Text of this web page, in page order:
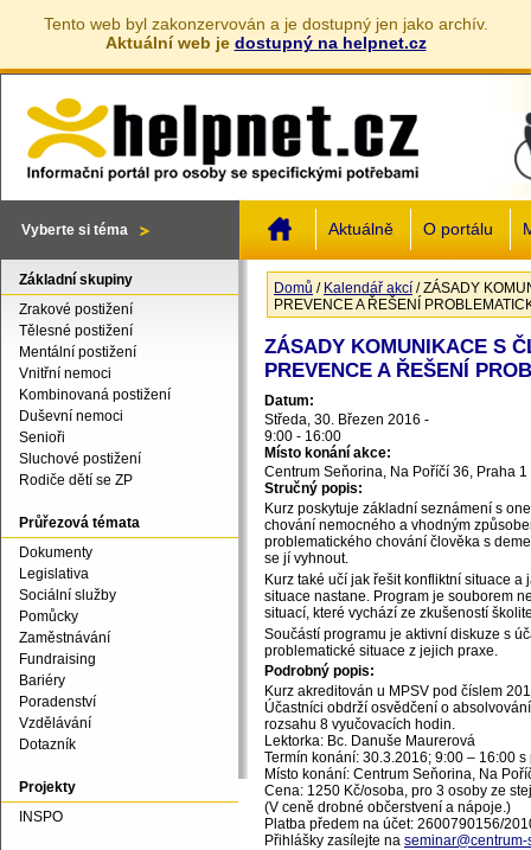
Tento web byl zakonzervován a je dostupný jen jako archív.
Aktuální web je dostupný na helpnet.cz
Vyberte si téma Aktuálně O portálu
Jste zde
Domů / Kalendář akcí /ZÁSADY
PREVENCE A ŘEŠENÍ
ZÁSADY KOMUNIKACE S
PREVENCE A ŘEŠENÍ
Datum:
Středa, 30. Březen 2016 -
9:00 - 16:00
Místo konání akce:
Centrum Seňorina, Na Poříčí 36, Praha 1
Stručný popis:
Kurz poskytuje základní seznámení s
chování nemocného a vhodným
problematického chování člověka s
se jí vyhnout.
Kurz také učí jak řešit konfliktní situace
situace nastane. Program je souborem
situací, které vychází ze zkušeností
Součástí programu je aktivní diskuze s
problematické situace z jejich praxe.
Podrobný popis:
Kurz akreditován u MPSV pod číslem
Účastníci obdrží osvědčení o
rozsahu 8 vyučovacích hodin.
Lektorka: Bc. Danuše Maurerová
Termín konání: 30.3.2016; 9:00 – 16:00
Místo konání: Centrum Seňorina, Na
Cena: 1250 Kč/osoba, pro 3 osoby ze
(V ceně drobné občerstvení a nápoje.)
Platba předem na účet: 2600790156/
Přihlášky zasílejte na
Základní skupiny
Zrakové postižení
Tělesné postižení
Mentální postižení
Vnitřní nemoci
Kombinovaná postižení
Duševní nemoci
Senioři
Sluchové postižení
Rodiče dětí se ZP
Průřezová témata
Dokumenty
Legislativa
Sociální služby
Pomůcky
Zaměstnávání
Fundraising
Bariéry
Poradenství
Vzdělávání
Dotazník
Projekty
INSPO